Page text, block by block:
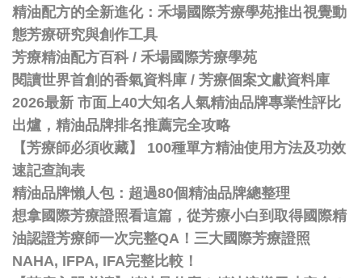
精油配方的全新進化：禾場國際芳療學苑推出視覺動
態芳療研究與創作工具
芳療精油配方百科 / 禾場國際芳療學苑
閱讀世界首創的香氣資料庫 / 芳療個案文獻資料庫
2026最新 市面上40大知名人氣精油品牌專業性評比
出爐，精油品牌排名推薦完全攻略
【芳療師必須收藏】 100種單方精油使用方法及功效
速記查詢表
精油品牌懶人包：超過80個精油品牌總整理
想拿國際芳療證照看這篇，從芳療小白到取得國際精
油認證芳療師一次完整QA！三大國際芳療證照
NAHA, IFPA, IFA完整比較！